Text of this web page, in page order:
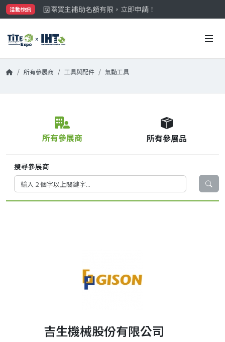
活動快訊
國際買主補助名額有限，立即申請！
參觀門票開放申請中‼️
國際買主補助名額有限，立即申請！
所有參展商 工具與配件 氣動工具
所有參展商 所有參展品
搜尋參展商
吉生機械股份有限公司